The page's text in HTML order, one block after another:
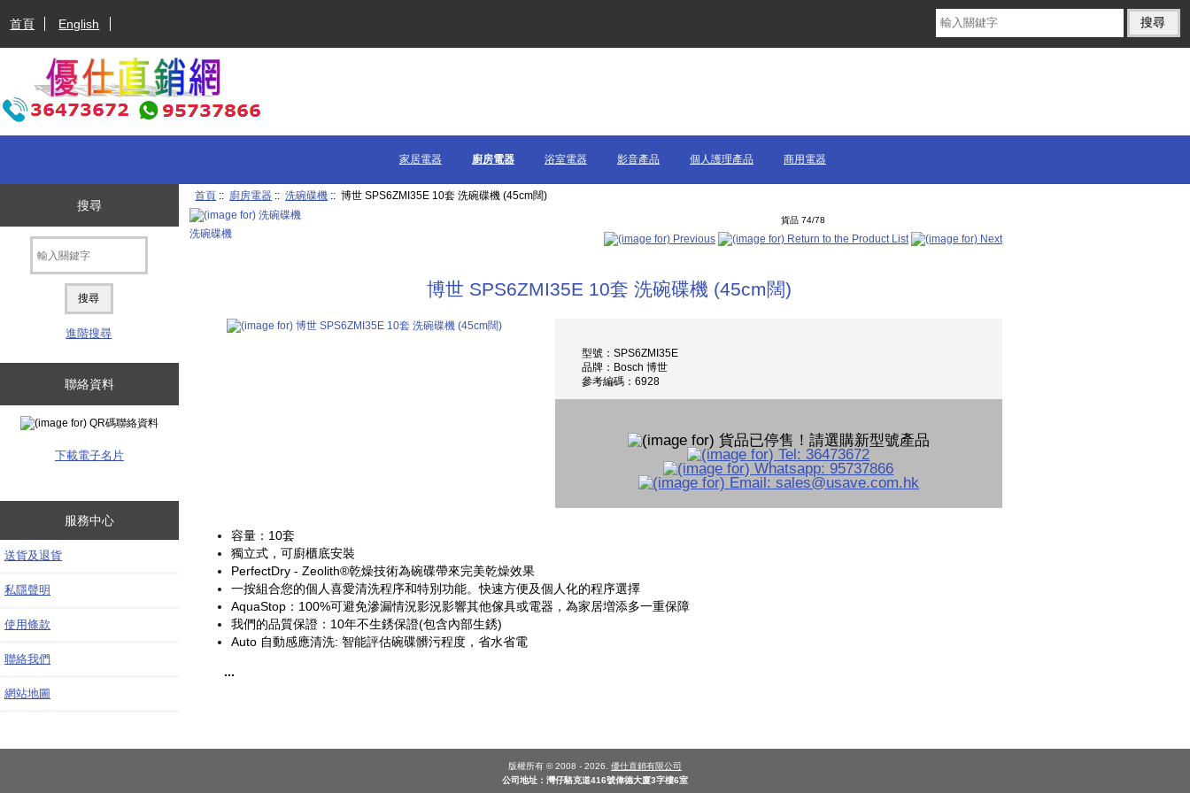
首頁 English
家居電器 廚房電器 浴室電器 影音產品 個人護理產品 商用電器
搜尋
進階搜尋
聯絡資料
下載電子名片
服務中心
送貨及退貨
私隱聲明
使用條款
聯絡我們
網站地圖
首頁 :: 廚房電器 ::洗碗碟機 :: 博世 SPS6ZMI35E 10套 洗碗碟機 (45cm闊)
洗碗碟機
貨品 74/78
博世 SPS6ZMI35E 10套 洗碗碟機 (45cm闊)
型號：SPS6ZMI35E
品牌：Bosch 博世
參考編碼：6928
容量：10套
獨立式，可廚櫃底安裝
PerfectDry - Zeolith®乾燥技術為碗碟帶來完美乾燥效果
一按組合您的個人喜愛清洗程序和特別功能。快速方便及個人化的程序選擇
AquaStop：100%可避免滲漏情況影況影響其他傢具或電器，為家居増添多一重保障
我們的品質保證：10年不生銹保證(包含內部生銹)
Auto 自動感應清洗: 智能評估碗碟髒污程度，省水省電
...
版權所有 © 2008 - 2026. 優仕直銷有限公司
公司地址：灣仔駱克道416號偉德大廈3字樓6室